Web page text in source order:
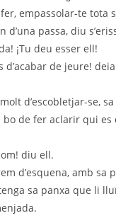
empassolar-te tota
d’una passa, diu
¡Tu deu esser ell!
d’acabar de jeure!
d’escobletjar-se,
de fer aclarir qui es
diu ell.
d’esquena, amb sa
sa panxa que li